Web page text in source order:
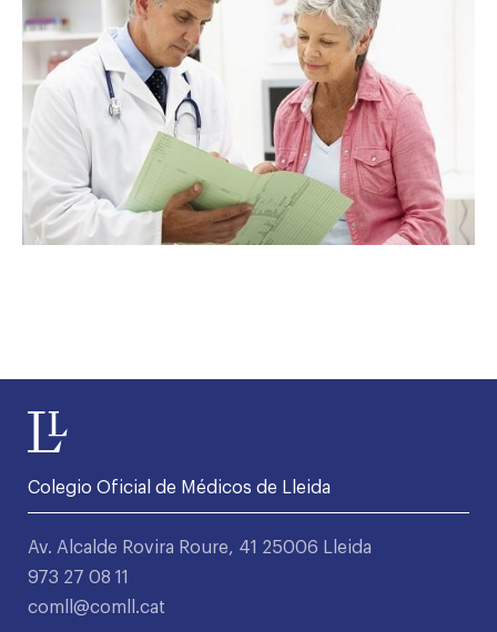
Colegio Oficial de Médicos de Lleida
Av. Alcalde Rovira Roure, 41 25006 Lleida
973 27 08 11
comll@comll.cat